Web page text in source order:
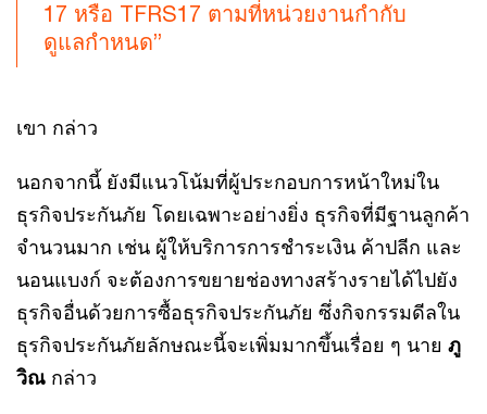
17 หรือ TFRS17 ตามที่หน่วยงานกำกับ
ดูแลกำหนด”
เขา กล่าว
นอกจากนี้ ยังมีแนวโน้มที่ผู้ประกอบการหน้าใหม่ใน
ธุรกิจประกันภัย โดยเฉพาะอย่างยิ่ง ธุรกิจที่มีฐานลูกค้า
จำนวนมาก เช่น ผู้ให้บริการการชำระเงิน ค้าปลีก และ
นอนแบงก์ จะต้องการขยายช่องทางสร้างรายได้ไปยัง
ธุรกิจอื่นด้วยการซื้อธุรกิจประกันภัย ซึ่งกิจกรรมดีลใน
ธุรกิจประกันภัยลักษณะนี้จะเพิ่มมากขึ้นเรื่อย ๆ นาย ภู
วิณ กล่าว